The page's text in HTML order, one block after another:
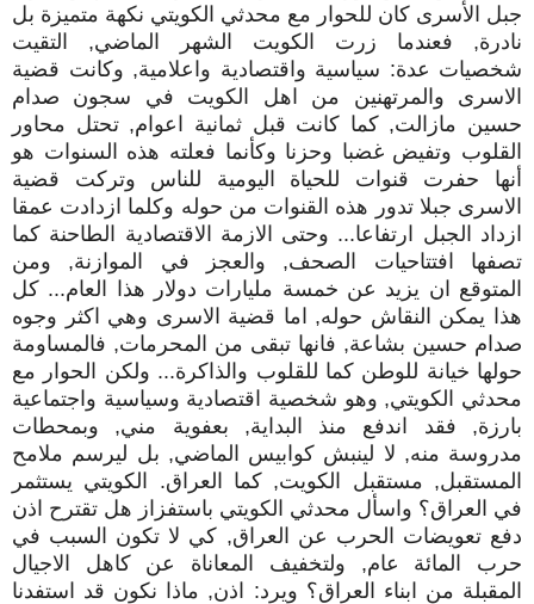
جبل الأسرى كان للحوار مع محدثي الكويتي نكهة متميزة بل
نادرة, فعندما زرت الكويت الشهر الماضي, التقيت
شخصيات عدة: سياسية واقتصادية واعلامية, وكانت قضية
الاسرى والمرتهنين من اهل الكويت في سجون صدام
حسين مازالت, كما كانت قبل ثمانية اعوام, تحتل محاور
القلوب وتفيض غضبا وحزنا وكأنما فعلته هذه السنوات هو
أنها حفرت قنوات للحياة اليومية للناس وتركت قضية
الاسرى جبلا تدور هذه القنوات من حوله وكلما ازدادت عمقا
ازداد الجبل ارتفاعا... وحتى الازمة الاقتصادية الطاحنة كما
تصفها افتتاحيات الصحف, والعجز في الموازنة, ومن
المتوقع ان يزيد عن خمسة مليارات دولار هذا العام... كل
هذا يمكن النقاش حوله, اما قضية الاسرى وهي اكثر وجوه
صدام حسين بشاعة, فانها تبقى من المحرمات, فالمساومة
حولها خيانة للوطن كما للقلوب والذاكرة... ولكن الحوار مع
محدثي الكويتي, وهو شخصية اقتصادية وسياسية واجتماعية
بارزة, فقد اندفع منذ البداية, بعفوية مني, وبمحطات
مدروسة منه, لا لينبش كوابيس الماضي, بل ليرسم ملامح
المستقبل, مستقبل الكويت, كما العراق. الكويتي يستثمر
في العراق؟ واسأل محدثي الكويتي باستفزاز هل تقترح اذن
دفع تعويضات الحرب عن العراق, كي لا تكون السبب في
حرب المائة عام, ولتخفيف المعاناة عن كاهل الاجيال
المقبلة من ابناء العراق؟ ويرد: اذن, ماذا نكون قد استفدنا